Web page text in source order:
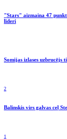
"Stars" aizmaina 47
līderi
Somijas izlases
2
Balinskis virs galvas ceļ
1